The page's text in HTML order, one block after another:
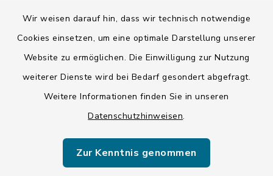
Wir weisen darauf hin, dass wir technisch notwendige
Cookies einsetzen, um eine optimale Darstellung unserer
Website zu ermöglichen. Die Einwilligung zur Nutzung
weiterer Dienste wird bei Bedarf gesondert abgefragt.
Weitere Informationen finden Sie in unseren
Datenschutzhinweisen.
Zur Kenntnis genommen
Datenschutz
Impressum
Sitemap
Cookie-Einstellungen